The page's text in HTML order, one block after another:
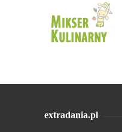
extradania.pl